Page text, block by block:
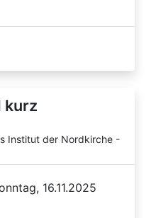
kurz
Institut der Nordkirche -
16.11.2025